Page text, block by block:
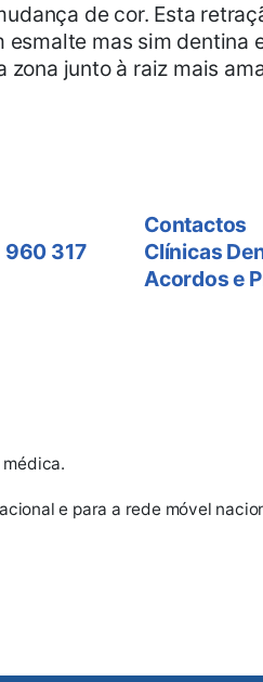
de cor. Esta
mas sim
zona junto à raiz mais
317
Contactos
Clínicas
Acordos e
e para a rede móvel